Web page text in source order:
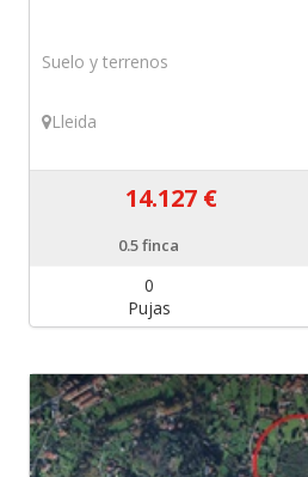
Suelo y terrenos
Lleida
14.127 €
0.5finca
0
Pujas